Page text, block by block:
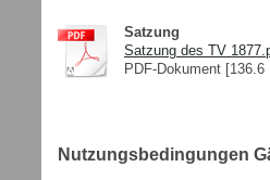
Satzung
Satzung des TV
PDF-Dokument [136.6
Nutzungsbedingungen